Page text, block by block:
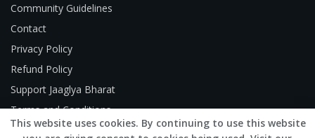
Community Guidelines
Contact
Privacy Policy
Refund Policy
Support Jaaglya Bharat
Terms and Conditions
This website uses cookies. By continuing to use this website